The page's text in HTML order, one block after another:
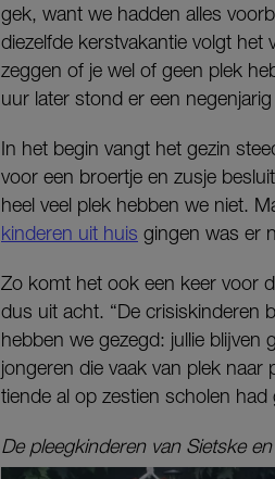
gek, want we hadden alles
diezelfde kerstvakantie volgt het
zeggen of je wel of geen plek
uur later stond er een
In het begin vangt het gezin
voor een broertje en zusje
heel veel plek hebben we niet.
kinderen uit huis gingen was er
Zo komt het ook een keer voor
dus uit acht. “De crisiskinderen
hebben we gezegd: jullie blijven
jongeren die vaak van plek
tiende al op zestien scholen had
De pleegkinderen van Sietske